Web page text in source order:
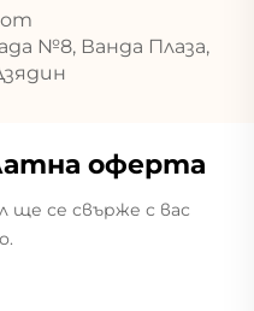
№8, Ванда Плаза,
оферта
се свърже с вас